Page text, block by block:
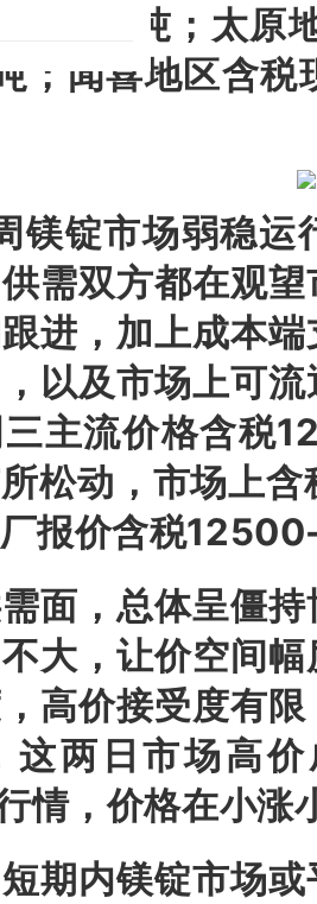
元/吨； 太原
； 闻喜地区含
镁锭市场弱稳
需双方都在观
进，加上成本
以及市场上可
主流价格含税
松动，市场上
报价含税
面，总体呈僵
大，让价空间
高价接受度有
这两日市场高
情，价格在小涨
期内镁锭市场